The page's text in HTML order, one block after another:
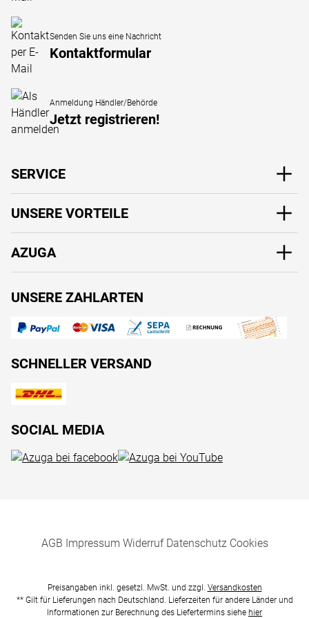
Senden Sie uns eine Nachricht
Kontaktformular
Anmeldung Händler/Behörde
Jetzt registrieren!
SERVICE
UNSERE VORTEILE
AZUGA
UNSERE ZAHLARTEN
SCHNELLER VERSAND
SOCIAL MEDIA
AGB Impressum Widerruf Datenschutz Cookies
Preisangaben inkl. gesetzl. MwSt. und zzgl. Versandkosten
** Gilt für Lieferungen nach Deutschland. Lieferzeiten für andere Länder und
Informationen zur Berechnung des Liefertermins siehe hier